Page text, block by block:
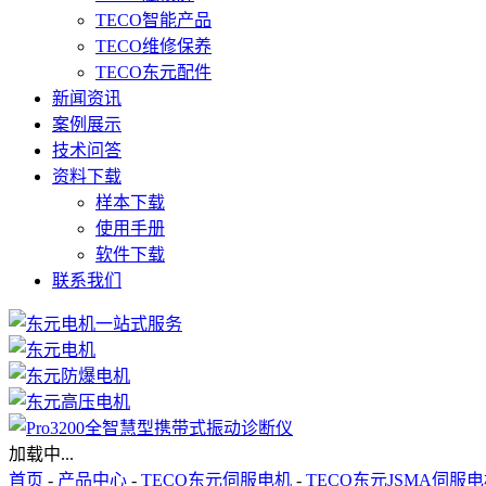
TECO智能产品
TECO维修保养
TECO东元配件
新闻资讯
案例展示
技术问答
资料下载
样本下载
使用手册
软件下载
联系我们
加载中...
首页 - 产品中心 - TECO东元伺服电机 - TECO东元JSMA伺服